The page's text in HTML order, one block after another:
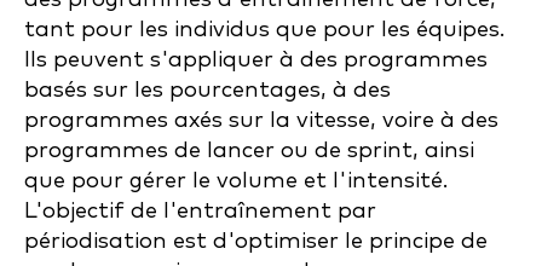
tant pour les individus que pour les équipes.
Ils peuvent s'appliquer à des programmes
basés sur les pourcentages, à des
programmes axés sur la vitesse, voire à des
programmes de lancer ou de sprint, ainsi
que pour gérer le volume et l'intensité.
L'objectif de l'entraînement par
périodisation est d'optimiser le principe de